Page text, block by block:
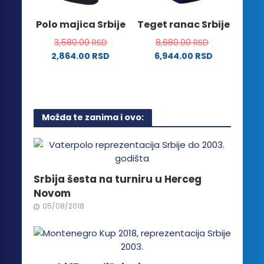
stranici
proizvoda.
proizvoda.
Polo majica Srbije
3,580.00RSD
2,864.00 RSD
više
varijanti.
mogu
izabrane
stranici
Teget ranac Srbije
8,680.00RSD
6,944.00 RSD
Možda te zanima i ovo:
Srbija šesta na turniru u Herceg
Novom
05/08/2018